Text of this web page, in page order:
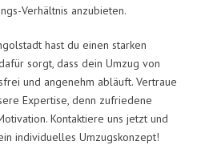
Verhältnis anzubieten.
hast du einen starken
sorgt, dass dein Umzug von
und angenehm abläuft. Vertraue
Expertise, denn zufriedene
Kontaktiere uns jetzt und
individuelles Umzugskonzept!